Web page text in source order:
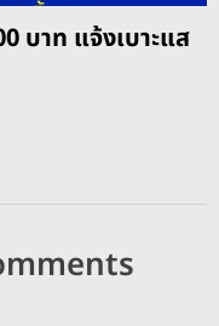
บาท แจ้งเบาะแส